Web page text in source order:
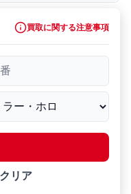
買取に関する注意事項
リア